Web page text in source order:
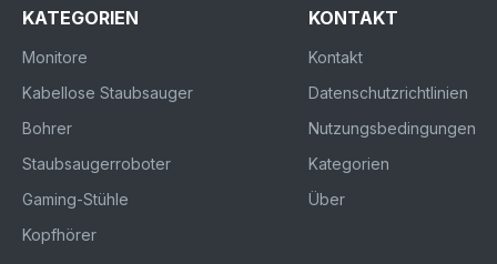
KATEGORIEN
Monitore
Kabellose Staubsauger
Bohrer
Staubsaugerroboter
Gaming-Stühle
Kopfhörer
KONTAKT
Kontakt
Datenschutzrichtlinien
Nutzungsbedingungen
Kategorien
Über